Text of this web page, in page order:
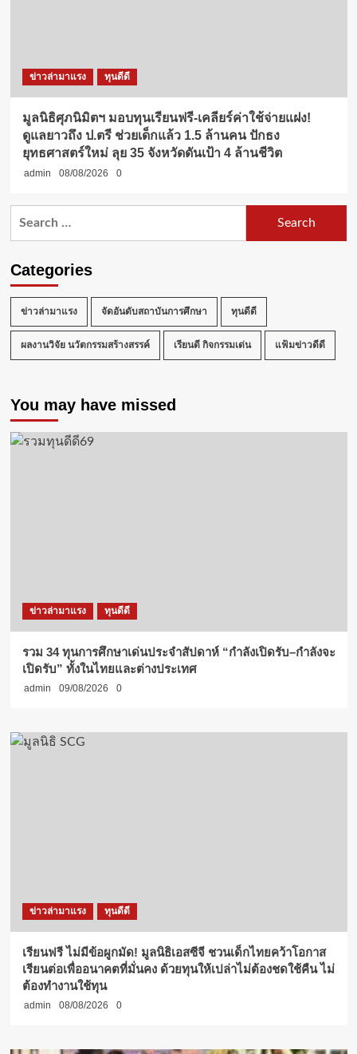
ข่าวล่ามาแรง ทุนดีดี
มูลนิธิศุภนิมิตฯ มอบทุนเรียนฟรี-เคลียร์ค่าใช้จ่ายแฝง!
ดูแลยาวถึง ป.ตรี ช่วยเด็กแล้ว 1.5 ล้านคน ปักธง
ยุทธศาสตร์ใหม่ ลุย 35 จังหวัดดันเป้า 4 ล้านชีวิต
admin 08/08/2026 0
Categories
ข่าวล่ามาแรง จัดอันดับสถาบันการศึกษา ทุนดีดี
ผลงานวิจัย นวัตกรรมสร้างสรรค์ เรียนดี กิจกรรมเด่น แฟ้มข่าวดีดี
You may have missed
ข่าวล่ามาแรง ทุนดีดี
รวม 34 ทุนการศึกษาเด่นประจำสัปดาห์ “กำลังเปิดรับ–กำลังจะ
เปิดรับ” ทั้งในไทยและต่างประเทศ
admin 09/08/2026 0
ข่าวล่ามาแรง ทุนดีดี
เรียนฟรี ไม่มีข้อผูกมัด! มูลนิธิเอสซีจี ชวนเด็กไทยคว้าโอกาส
เรียนต่อเพื่ออนาคตที่มั่นคง ด้วยทุนให้เปล่าไม่ต้องชดใช้คืน ไม่
ต้องทำงานใช้ทุน
admin 08/08/2026 0